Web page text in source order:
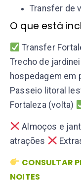
Transfer de
O que está
Transfer
Trecho de
hospedagem em
Passeio litoral
Fortaleza (volta)
Almoços e
atrações
CONSULTAR
NOITES